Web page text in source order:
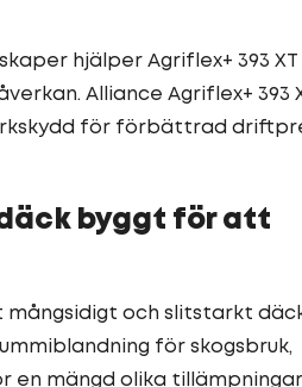
hjälper Agriflex+ 393
Alliance Agriflex+
för förbättrad
byggt för att
mångsidigt och slitstarkt
för skogsbruk,
en mängd olika tillämpningar